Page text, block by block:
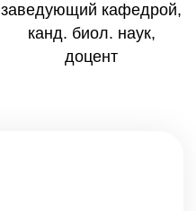
заведующий кафедрой,
канд. биол. наук,
доцент